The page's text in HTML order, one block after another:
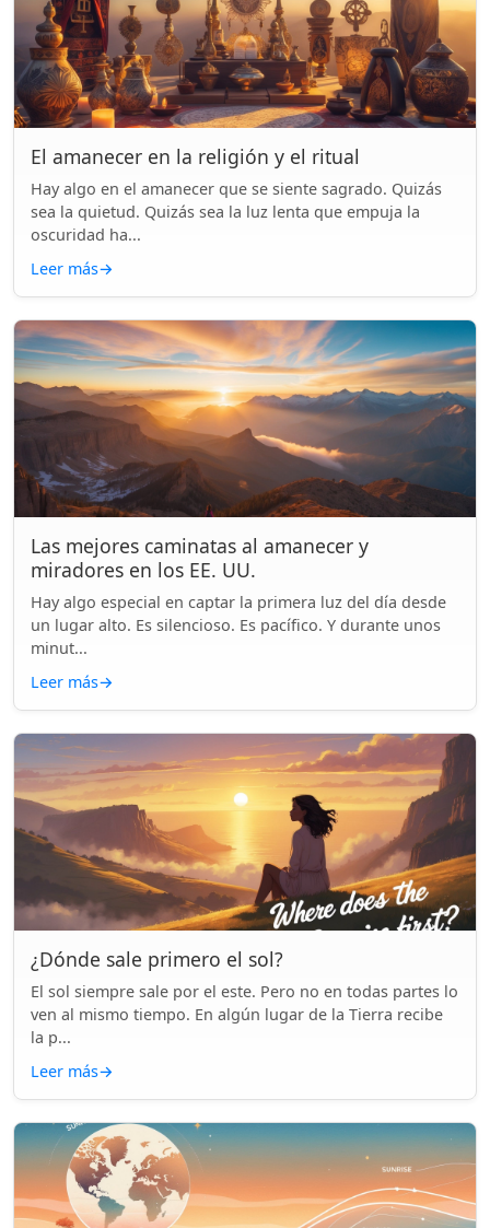
El amanecer en la religión y el ritual
Hay algo en el amanecer que se siente sagrado. Quizás
sea la quietud. Quizás sea la luz lenta que empuja la
oscuridad ha...
Leer más→
Las mejores caminatas al amanecer y
miradores en los EE. UU.
Hay algo especial en captar la primera luz del día desde
un lugar alto. Es silencioso. Es pacífico. Y durante unos
minut...
Leer más→
¿Dónde sale primero el sol?
El sol siempre sale por el este. Pero no en todas partes lo
ven al mismo tiempo. En algún lugar de la Tierra recibe
la p...
Leer más→